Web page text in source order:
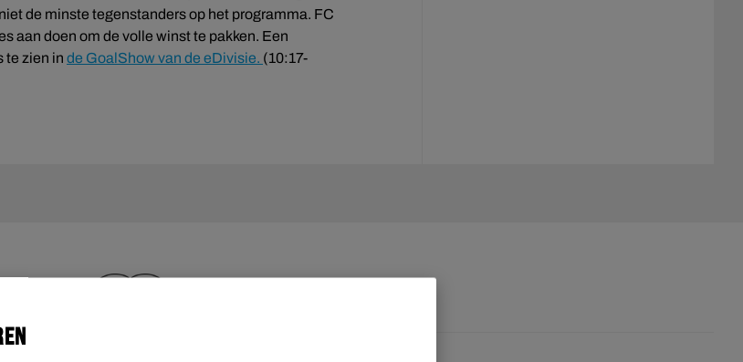
de minste tegenstanders op het programma. FC
aan doen om de volle winst te pakken. Een
te zien in de GoalShow van de eDivisie. (10:17-